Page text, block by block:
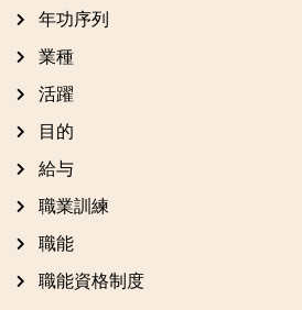
年功序列
業種
活躍
目的
給与
職業訓練
職能
職能資格制度